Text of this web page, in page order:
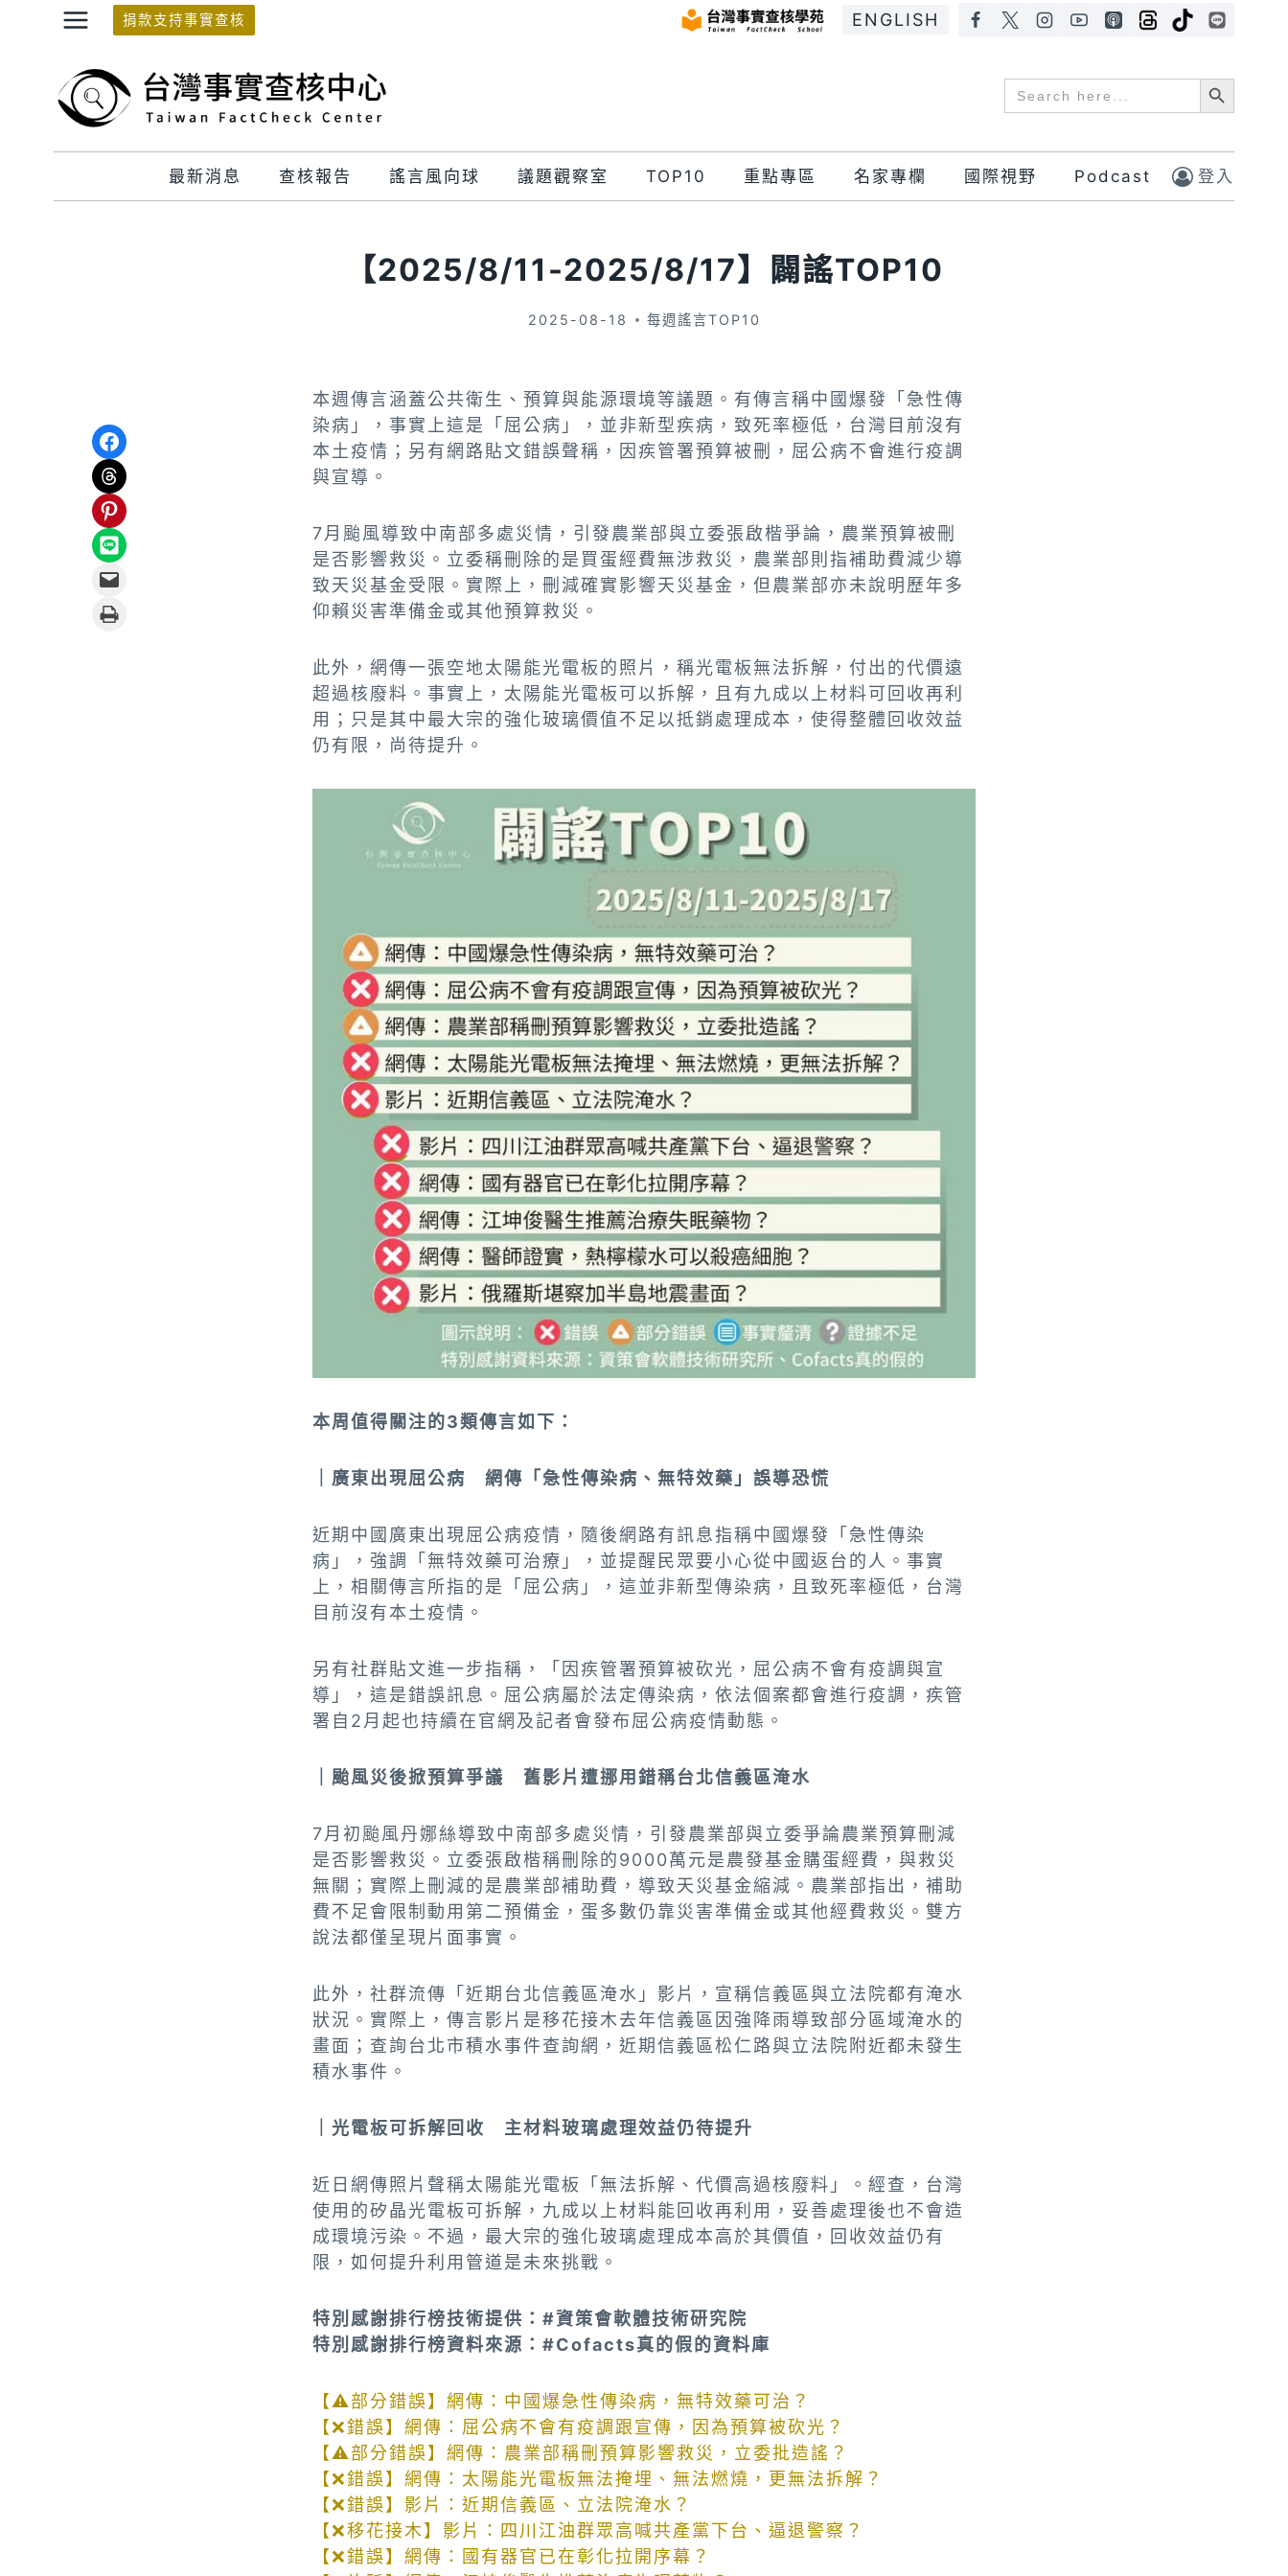
捐款支持事實查核 ENGLISH
Search
for:
Search Button
最新消息 查核報告 謠言風向球 議題觀察室 TOP10 重點專區 名家專欄 國際視野 Podcast 登入
【2025/8/11-2025/8/17】闢謠TOP10
2025-08-18 每週謠言TOP10
Share on Facebook
Share on Threads
Share on Pinterest
Share on LINE
Email this Page
Print this Page
本週傳言涵蓋公共衛生、預算與能源環境等議題。有傳言稱中國爆發「急性傳
染病」，事實上這是「屈公病」，並非新型疾病，致死率極低，台灣目前沒有
本土疫情；另有網路貼文錯誤聲稱，因疾管署預算被刪，屈公病不會進行疫調
與宣導。
7月颱風導致中南部多處災情，引發農業部與立委張啟楷爭論，農業預算被刪
是否影響救災。立委稱刪除的是買蛋經費無涉救災，農業部則指補助費減少導
致天災基金受限。實際上，刪減確實影響天災基金，但農業部亦未說明歷年多
仰賴災害準備金或其他預算救災。
此外，網傳一張空地太陽能光電板的照片，稱光電板無法拆解，付出的代價遠
超過核廢料。事實上，太陽能光電板可以拆解，且有九成以上材料可回收再利
用；只是其中最大宗的強化玻璃價值不足以抵銷處理成本，使得整體回收效益
仍有限，尚待提升。
本周值得關注的3類傳言如下：
｜廣東出現屈公病 網傳「急性傳染病、無特效藥」誤導恐慌
近期中國廣東出現屈公病疫情，隨後網路有訊息指稱中國爆發「急性傳染
病」，強調「無特效藥可治療」，並提醒民眾要小心從中國返台的人。事實
上，相關傳言所指的是「屈公病」，這並非新型傳染病，且致死率極低，台灣
目前沒有本土疫情。
另有社群貼文進一步指稱，「因疾管署預算被砍光，屈公病不會有疫調與宣
導」，這是錯誤訊息。屈公病屬於法定傳染病，依法個案都會進行疫調，疾管
署自2月起也持續在官網及記者會發布屈公病疫情動態。
｜颱風災後掀預算爭議 舊影片遭挪用錯稱台北信義區淹水
7月初颱風丹娜絲導致中南部多處災情，引發農業部與立委爭論農業預算刪減
是否影響救災。立委張啟楷稱刪除的9000萬元是農發基金購蛋經費，與救災
無關；實際上刪減的是農業部補助費，導致天災基金縮減。農業部指出，補助
費不足會限制動用第二預備金，蛋多數仍靠災害準備金或其他經費救災。雙方
說法都僅呈現片面事實。
此外，社群流傳「近期台北信義區淹水」影片，宣稱信義區與立法院都有淹水
狀況。實際上，傳言影片是移花接木去年信義區因強降雨導致部分區域淹水的
畫面；查詢台北市積水事件查詢網，近期信義區松仁路與立法院附近都未發生
積水事件。
｜光電板可拆解回收 主材料玻璃處理效益仍待提升
近日網傳照片聲稱太陽能光電板「無法拆解、代價高過核廢料」。經查，台灣
使用的矽晶光電板可拆解，九成以上材料能回收再利用，妥善處理後也不會造
成環境污染。不過，最大宗的強化玻璃處理成本高於其價值，回收效益仍有
限，如何提升利用管道是未來挑戰。
特別感謝排行榜技術提供：#資策會軟體技術研究院
特別感謝排行榜資料來源：#Cofacts真的假的資料庫
【⚠部分錯誤】網傳：中國爆急性傳染病，無特效藥可治？
【❌錯誤】網傳：屈公病不會有疫調跟宣傳，因為預算被砍光？
【⚠部分錯誤】網傳：農業部稱刪預算影響救災，立委批造謠？
【❌錯誤】網傳：太陽能光電板無法掩埋、無法燃燒，更無法拆解？
【❌錯誤】影片：近期信義區、立法院淹水？
【❌移花接木】影片：四川江油群眾高喊共產黨下台、逼退警察？
【❌錯誤】網傳：國有器官已在彰化拉開序幕？